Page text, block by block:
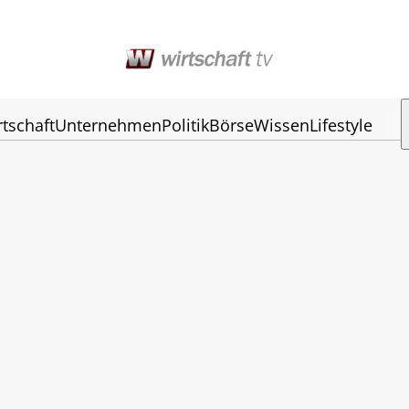
UnternehmenPolitikBörseWissenLifestyle